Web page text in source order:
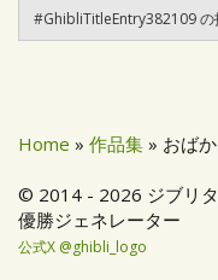
#GhibliTitleEntry382109 の
Home » 作品集 » おば
© 2014 - 2026 ジブリ
優勝ジェネレーター
公式X @ghibli_logo